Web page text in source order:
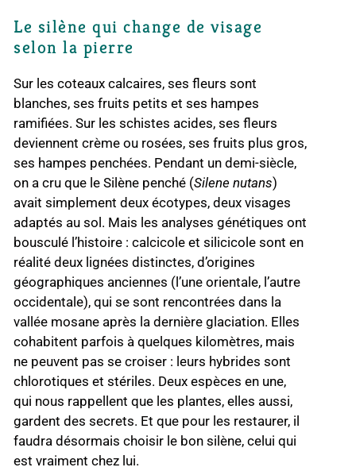
Le silène qui change de visage
selon la pierre
Sur les coteaux calcaires, ses fleurs sont
blanches, ses fruits petits et ses hampes
ramifiées. Sur les schistes acides, ses fleurs
deviennent crème ou rosées, ses fruits plus gros,
ses hampes penchées. Pendant un demi-siècle,
on a cru que le Silène penché (Silene nutans)
avait simplement deux écotypes, deux visages
adaptés au sol. Mais les analyses génétiques ont
bousculé l’histoire : calcicole et silicicole sont en
réalité deux lignées distinctes, d’origines
géographiques anciennes (l’une orientale, l’autre
occidentale), qui se sont rencontrées dans la
vallée mosane après la dernière glaciation. Elles
cohabitent parfois à quelques kilomètres, mais
ne peuvent pas se croiser : leurs hybrides sont
chlorotiques et stériles. Deux espèces en une,
qui nous rappellent que les plantes, elles aussi,
gardent des secrets. Et que pour les restaurer, il
faudra désormais choisir le bon silène, celui qui
est vraiment chez lui.